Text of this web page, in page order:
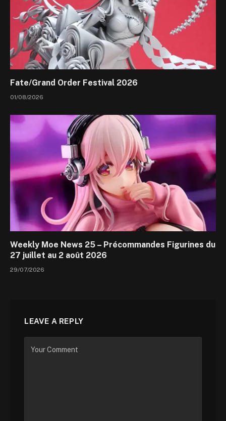
Fate/Grand Order Festival 2026
01/08/2026
Weekly Moe News 25 – Précommandes Figurines du
27 juillet au 2 août 2026
29/07/2026
LEAVE A REPLY